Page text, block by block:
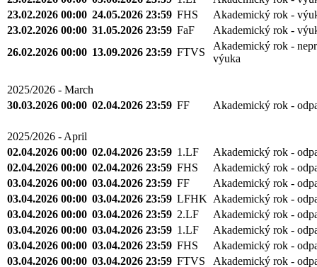
23.02.2026 00:00 24.05.2026 23:59 FHS
Akademický rok -
23.02.2026 00:00 31.05.2026 23:59 FaF
Akademický rok -
26.02.2026 00:00 13.09.2026 23:59 FTVS
Akademický rok -
výuka
2025/2026 - March
30.03.2026 00:00 02.04.2026 23:59 FF Akademický rok -
2025/2026 - April
02.04.2026 00:00 02.04.2026 23:59 1.LF
Akademický rok -
02.04.2026 00:00 02.04.2026 23:59 FHS
Akademický rok -
03.04.2026 00:00 03.04.2026 23:59 FF
Akademický rok -
03.04.2026 00:00 03.04.2026 23:59 LFHK Akademický rok -
03.04.2026 00:00 03.04.2026 23:59 2.LF
Akademický rok -
03.04.2026 00:00 03.04.2026 23:59 1.LF
Akademický rok -
03.04.2026 00:00 03.04.2026 23:59 FHS
Akademický rok -
03.04.2026 00:00 03.04.2026 23:59 FTVS
Akademický rok -